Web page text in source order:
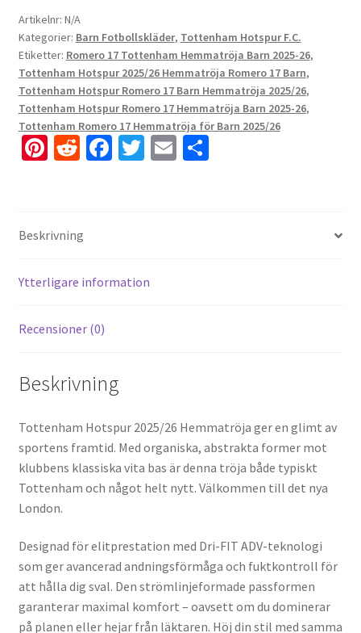
Artikelnr: N/A
Kategorier: Barn Fotbollskläder, Tottenham Hotspur F.C.
Etiketter: Romero 17 Tottenham Hemmatröja Barn 2025-26,
Tottenham Hotspur 2025/26 Hemmatröja Romero 17 Barn,
Tottenham Hotspur Romero 17 Barn Hemmatröja 2025/26,
Tottenham Hotspur Romero 17 Hemmatröja Barn 2025-26,
Tottenham Romero 17 Hemmatröja för Barn 2025/26
Pi
es
R
di
t
Fa
k
T E D
Beskrivning
Ytterligare information
Recensioner (0)
Beskrivning
Tottenham Hotspur 2025/26 Hemmatröja ger en glimt av
sportens framtid. Med organiska, abstrakta former mot
klubbens klassiska vita bas är denna tröja både typiskt
Tottenham och något helt nytt. Välkommen till det nya
London.
Designad för elitprestation med Dri-FIT ADV-teknologi
som ger avancerad andningsförmåga och fuktkontroll för
att hålla dig sval. Den strömlinjeformade passformen
garanterar maximal komfort – oavsett om du dominerar
på planen eller hejar från läktaren. Höj din stil med samma